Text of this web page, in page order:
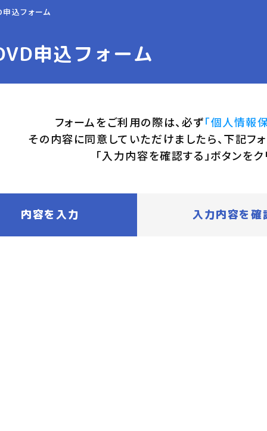
込フォーム
申込フォーム
フォームをご利用の際は、必ず「個人情報
その内容に同意していただけましたら、下記フ
「入力内容を確認する」ボタンをク
内容を入力 入力内容を確